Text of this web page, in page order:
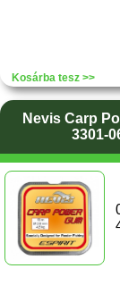
Kosárba tesz >>
Nevis Carp
3301-